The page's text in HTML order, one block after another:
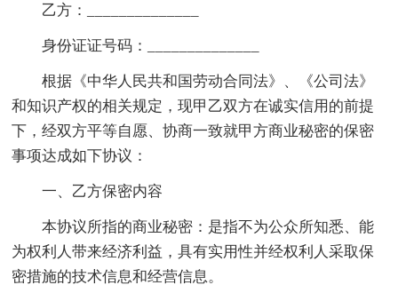
乙方：______________
身份证证号码：______________
根据《中华人民共和国劳动合同法》、《公司法》
和知识产权的相关规定，现甲乙双方在诚实信用的前提
下，经双方平等自愿、协商一致就甲方商业秘密的保密
事项达成如下协议：
一、乙方保密内容
本协议所指的商业秘密：是指不为公众所知悉、能
为权利人带来经济利益，具有实用性并经权利人采取保
密措施的技术信息和经营信息。